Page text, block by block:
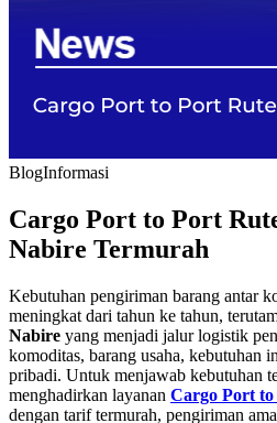
BlogInformasi
Cargo Port to Port
Nabire Termurah
Kebutuhan pengiriman barang antar
meningkat dari tahun ke tahun,
Nabire yang menjadi jalur logistik
komoditas, barang usaha, kebutuhan
pribadi. Untuk menjawab kebutuhan
menghadirkan layanan Cargo Port
dengan tarif termurah, pengiriman